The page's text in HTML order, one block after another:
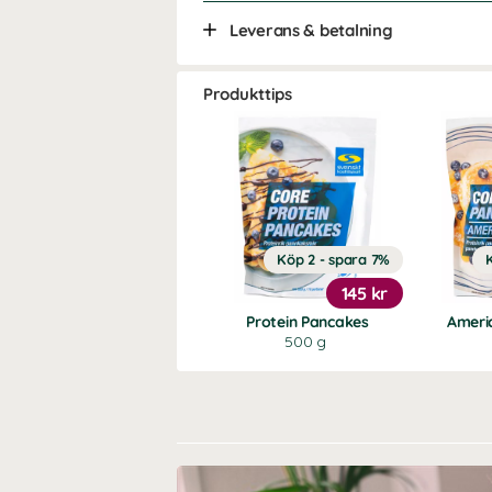
Leverans & betalning
Produkttips
Protein Pancakes
500 g
Köp 2 - spara 7%
145 kr